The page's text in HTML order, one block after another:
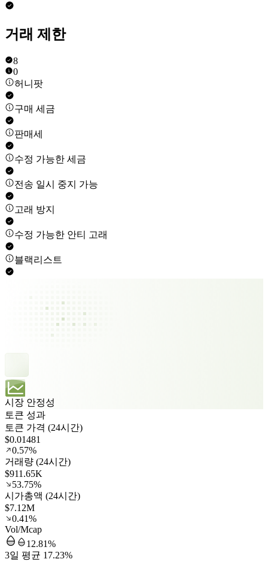
거래 제한
8
0
허니팟
구매 세금
판매세
수정 가능한 세금
전송 일시 중지 가능
고래 방지
수정 가능한 안티 고래
블랙리스트
시장 안정성
토큰 성과
토큰 가격 (24시간)
$0.01481
0.57%
거래량 (24시간)
$911.65K
53.75%
시가총액 (24시간)
$7.12M
0.41%
Vol/Mcap
12.81%
3일 평균 17.23%